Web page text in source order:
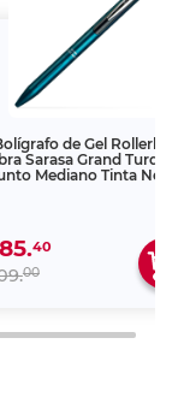
de Gel Rollerball
Sarasa Grand
Mediano Tinta
40
00